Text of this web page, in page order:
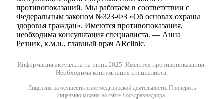
противопоказаний. Мы работаем в соответствии с
Федеральным законом №323-ФЗ «Об основах охраны
здоровья граждан». Имеются противопоказания,
необходима консультация специалиста. — Анна
Резник, к.м.н., главный врач ARclinic.
Информация актуальна на июнь 2025. Имеются противопоказания.
Необходима консультация специалиста.
Лицензия на осуществление медицинской деятельности. Проверить
лицензию можно на сайте Росздравнадзора.